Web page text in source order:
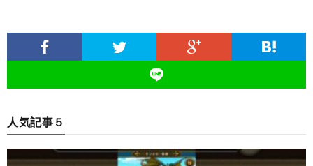
人気記事５